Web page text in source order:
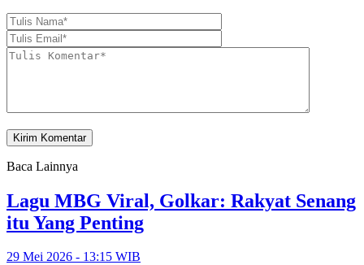
Baca Lainnya
Lagu MBG Viral, Golkar: Rakyat Senang
itu Yang Penting
29 Mei 2026 - 13:15 WIB